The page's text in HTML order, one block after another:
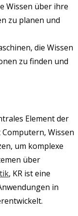
Wissen über ihre
zu planen und
die Wissen
zu finden und
Element der
Computern, Wissen
um komplexe
über
, KR ist eine
in